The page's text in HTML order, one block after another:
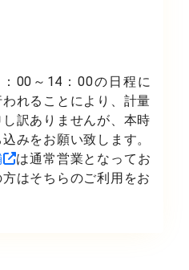
00～14：00の日程に
れることにより、計量
訳ありませんが、本時
みをお願い致します。
は通常営業となってお
はそちらのご利用をお